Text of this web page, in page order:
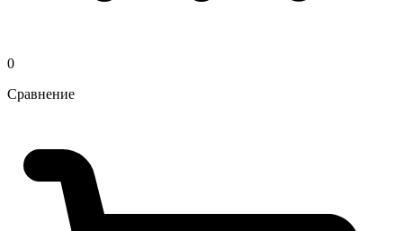
0
Сравнение